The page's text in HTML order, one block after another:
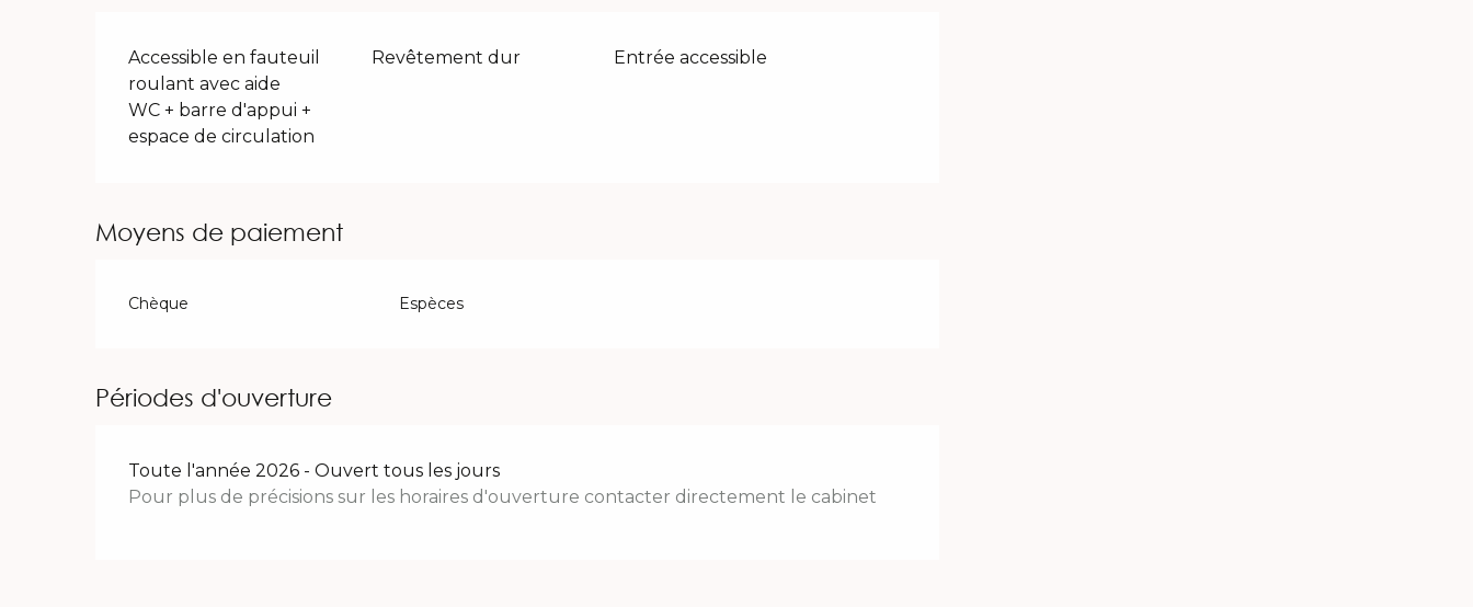
Accessible en fauteuil
roulant avec aide
Revêtement dur Entrée accessible
WC + barre d'appui +
espace de circulation
Moyens de paiement
Chèque Espèces
Périodes d'ouverture
Toute l'année 2026 - Ouvert tous les jours
Pour plus de précisions sur les horaires d'ouverture contacter directement le cabinet